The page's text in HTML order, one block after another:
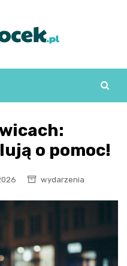
o pomoc!
wydarzenia